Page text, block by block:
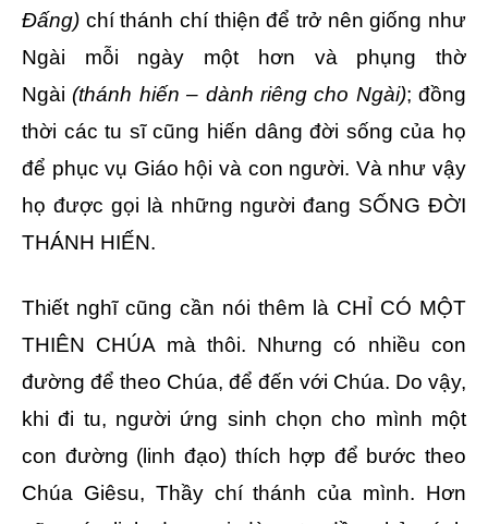
Đấng) chí thánh chí thiện để trở nên giống như
Ngài mỗi ngày một hơn và phụng thờ
Ngài(thánh hiến – dành riêng cho Ngài); đồng
thời các tu sĩ cũng hiến dâng đời sống của họ
để phục vụ Giáo hội và con người. Và như vậy
họ được gọi là những người đang SỐNG ĐỜI
THÁNH HIẾN.
Thiết nghĩ cũng cần nói thêm là CHỈ CÓ MỘT
THIÊN CHÚA mà thôi. Nhưng có nhiều con
đường để theo Chúa, để đến với Chúa. Do vậy,
khi đi tu, người ứng sinh chọn cho mình một
con đường (linh đạo) thích hợp để bước theo
Chúa Giêsu, Thầy chí thánh của mình. Hơn